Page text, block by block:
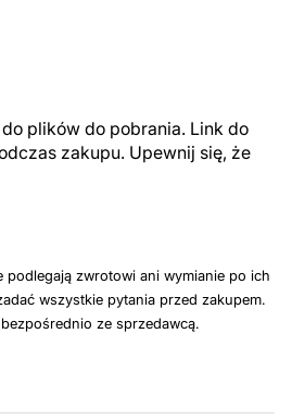
plików do pobrania. Link do
zakupu. Upewnij się, że
zwrotowi ani wymianie po ich
wszystkie pytania przed zakupem.
ze sprzedawcą.